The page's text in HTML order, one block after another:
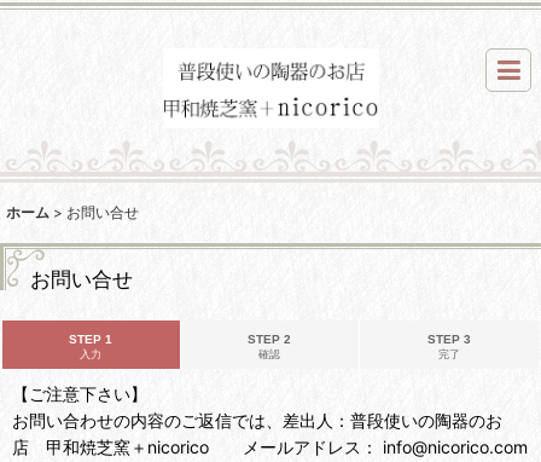
ホーム > お問い合せ
お問い合せ
STEP 1
入力
STEP 2
確認
STEP 3
完了
【ご注意下さい】
お問い合わせの内容のご返信では、差出人：普段使いの陶器のお
店 甲和焼芝窯＋nicorico メールアドレス： info@nicorico.com